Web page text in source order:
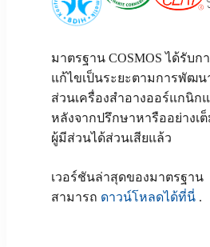
มาตรฐาน COSMOS ได้รับก
แก้ไขเป็นระยะตามการพัฒ
ส่วนเครื่องสำอางออร์แกนิก
หลังจากปรึกษาหารืออย่างเ
ผู้มีส่วนได้ส่วนเสียแล้ว
เวอร์ชันล่าสุดของมาตรฐาน
สามารถ ดาวน์โหลดได้ที่นี่ .